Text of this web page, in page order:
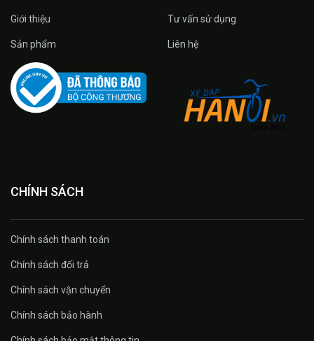
Giới thiệu
Sản phẩm
Tư vấn sử dụng
Liên hệ
CHÍNH SÁCH
Chính sách thanh toán
Chính sách đổi trả
Chính sách vận chuyển
Chính sách bảo hành